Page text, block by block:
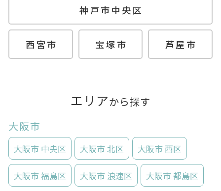
神戸市中央区
西宮市 宝塚市 芦屋市
エリアから探す
大阪市
大阪市 中央区 大阪市 北区 大阪市 西区
大阪市 福島区 大阪市 浪速区 大阪市 都島区